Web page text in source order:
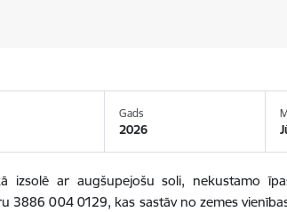
Gads
2026
izsolē ar augšupejošu soli, nekustamo
3886 004 0129, kas sastāv no zemes